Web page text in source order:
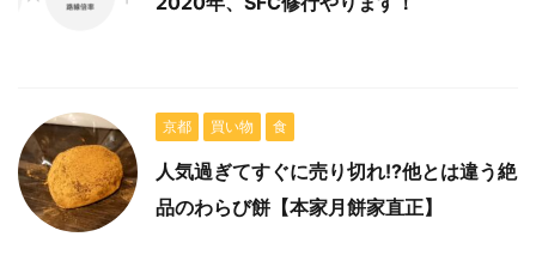
京都 買い物 食
人気過ぎてすぐに売り切れ!?他とは違う絶
品のわらび餅【本家月餅家直正】